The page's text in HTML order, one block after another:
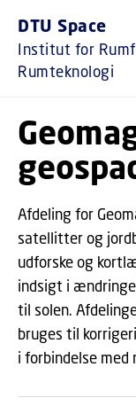
DTU Space
Institut for
Rumteknologi
Afdeling for
satellitter og
udforske og
indsigt i
til solen.
bruges til
i forbindelse med